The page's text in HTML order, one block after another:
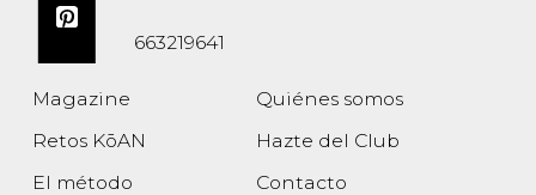
663219641
Magazine
Retos KōAN
El método
Quiénes somos
Hazte del Club
Contacto